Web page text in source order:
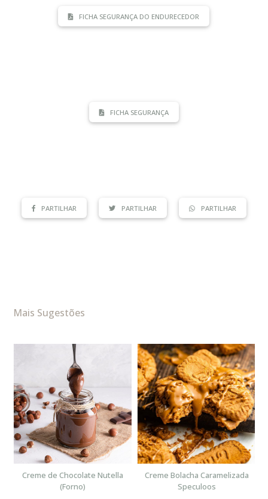
FICHA SEGURANÇA DO ENDURECEDOR
FICHA SEGURANÇA
PARTILHAR PARTILHAR PARTILHAR
Mais Sugestões
Creme de Chocolate Nutella
(Forno)
Creme Bolacha Caramelizada
Speculoos